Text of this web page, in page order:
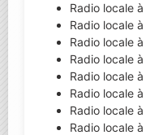
Radio locale à
Radio locale à
Radio locale à
Radio locale à
Radio locale à
Radio locale à
Radio locale à
Radio locale à